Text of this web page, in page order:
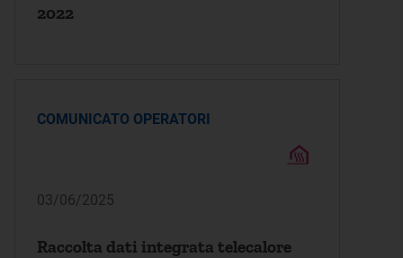
2022
COMUNICATO OPERATORI
03/06/2025
Raccolta dati integrata telecalore